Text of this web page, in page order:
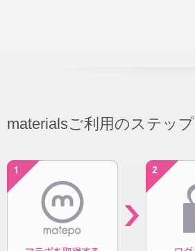
materialsご利用のステップ